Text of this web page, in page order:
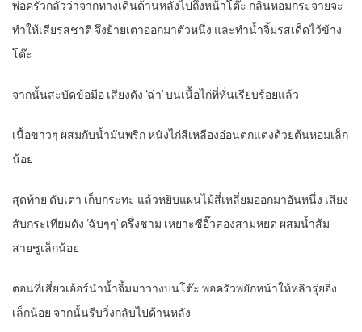
พ่อครัวกลัวว่าจากทางเดินด้านหลังไปถึงหน้าโต๊ะ กลิ่นหอมกระจายจะ
ทำให้เสียรสชาติ จึงย้ายเตาออกมาตัวหนึ่ง และทำน้ำจิ้มรสเด็ดไว้ข้าง
โต๊ะ
จากนั้นสะบัดข้อมือ เสียงดัง ‘ฉ่า’ บนเนื้อไก่ที่หั่นเรียบร้อยแล้ว
เนื้อขาวๆ ผสมกับน้ำมันพริก หนังไก่สีเหลืองอ่อนตกแต่งด้วยต้นหอมเล็ก
น้อย
สุดท้าย ดับเตา เก็บกระทะ แล้วหยิบแผ่นไม้สี่เหลี่ยมออกมาอันหนึ่ง เสียง
สับกระเทียมดัง ‘ฉับๆๆ’ ครึ่งชาม เหยาะซีอิ๊วสองสามหยด ผสมน้ำส้ม
สายชูเล็กน้อย
ตอนที่เสี่ยวเอ้อร์นำน้ำจิ้มมาวางบนโต๊ะ พ่อครัวพยักหน้าให้หลิวรุ่ยอิ่ง
เล็กน้อย จากนั้นรีบวิ่งกลับไปด้านหลัง